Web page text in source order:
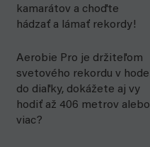
kamarátov a choďte
hádzať a lámať rekordy!
Aerobie Pro je držiteľom
svetového rekordu v hode
do diaľky, dokážete aj vy
hodiť až 406 metrov alebo
viac?